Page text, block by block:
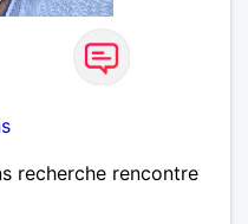
recherche rencontre